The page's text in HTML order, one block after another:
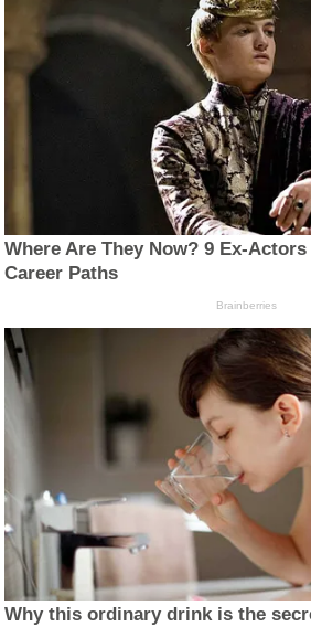
Where Are They Now? 9 Ex-
Career Paths
Brainberries
Why this ordinary drink is the